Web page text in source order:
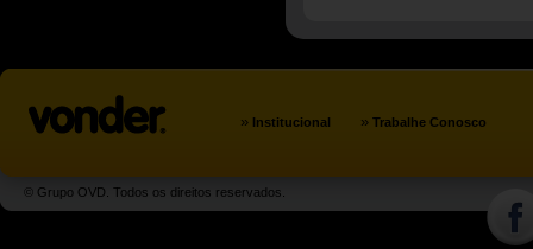
» Institucional » Trabalhe Conosco
© Grupo OVD. Todos os direitos reservados.